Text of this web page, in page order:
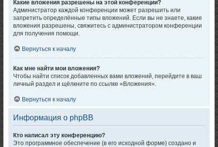
Какие вложения разрешены на этой конференции?
Администратор каждой конференции может разрешить или
запретить определённые типы вложений. Если вы не знаете, какие
вложения разрешены, свяжитесь с администратором конференции
для получения помощи.
Вернуться к началу
Как мне найти мои вложения?
Чтобы найти список добавленных вами вложений, перейдите в ваш
личный раздел и щёлкните по ссылке «Вложения».
Вернуться к началу
Информация о phpBB
Кто написал эту конференцию?
Это программное обеспечение (в его исходной форме) создано и